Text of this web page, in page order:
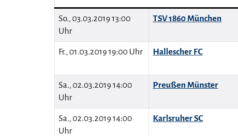
So., 03.03.2019 13:00
Uhr
TSV 1860 München
Fr., 01.03.2019 19:00 Uhr Hallescher FC
Sa., 02.03.2019 14:00
Uhr
Preußen Münster
Sa., 02.03.2019 14:00
Uhr
Karlsruher SC